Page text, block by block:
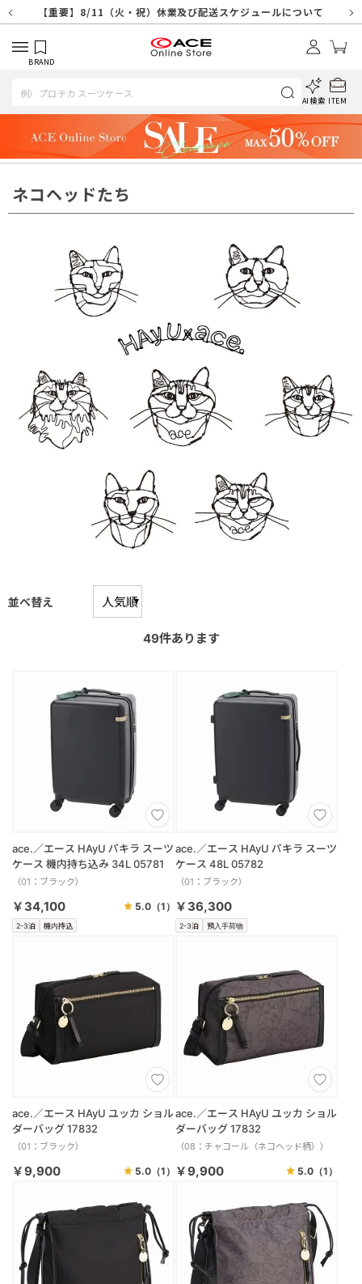
【重要】システムエラーによる出荷遅延につきまして
【重要】8/11（火・祝）休業及び配送スケジュールについて
【重要】令和８年熊本地震に伴う配送への影響について
【重要】納品書・領収書ペーパーレス化（電子化）のお知らせ
【重要】天候不良や交通状況・物量増等に伴う配送への影響について
【重要】悪質な詐欺サイトにご注意ください
【重要】各種メールが届かない場合に関しまして
【重要】お問い合わせのご対応に関しまして
【重要】SNSのなりすまし詐欺にご注意ください
BRAND
AI検索 ITEM
ネコヘッドたち
並べ替え
49件あります
2-3泊 機内持込
ace.／エース HAyU パキラ スーツ
ケース 機内持ち込み 34L 05781
（01：ブラック）
￥34,100 5.0（1）
2-3泊 預入手荷物
ace.／エース HAyU パキラ スーツ
ケース 48L 05782
（01：ブラック）
￥36,300
ace.／エース HAyU ユッカ ショル
ダーバッグ 17832
（01：ブラック）
￥9,900 5.0（1）
ace.／エース HAyU ユッカ ショル
ダーバッグ 17832
（08：チャコール（ネコヘッド柄））
￥9,900 5.0 （1）